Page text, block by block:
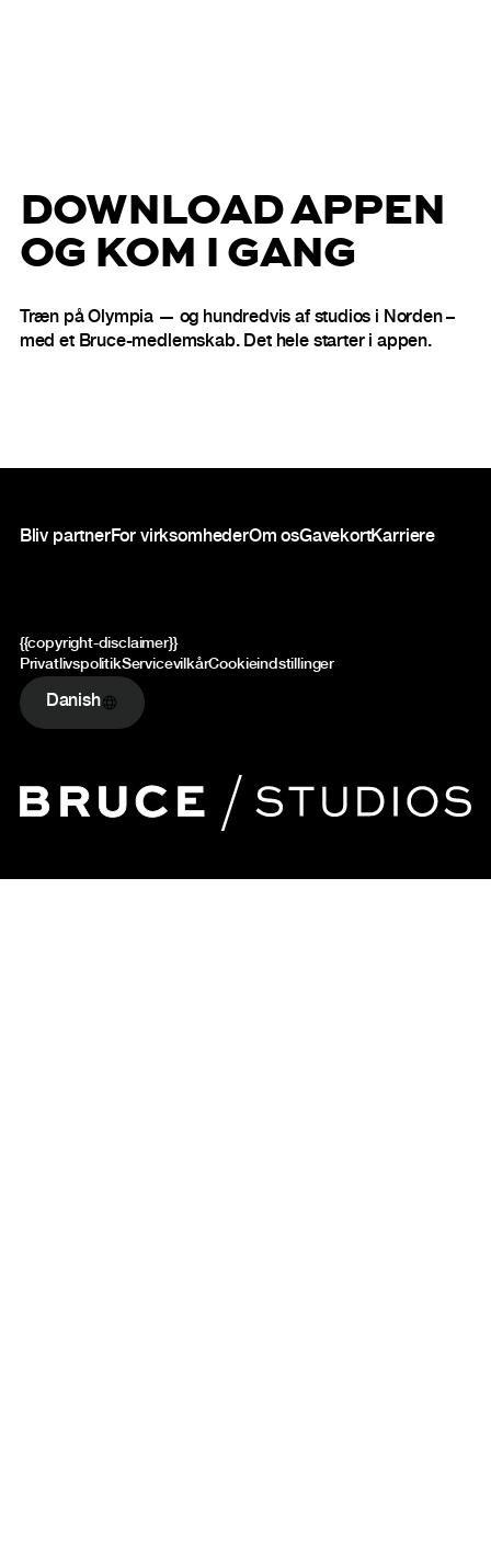
DOWNLOAD APPEN
OG KOM I GANG
Træn på Olympia — og hundredvis af studios i Norden –
med et Bruce-medlemskab. Det hele starter i appen.
Bliv partnerFor virksomhederOm osGavekortKarriere
{{copyright-disclaimer}}
PrivatlivspolitikServicevilkårCookieindstillinger
Danish